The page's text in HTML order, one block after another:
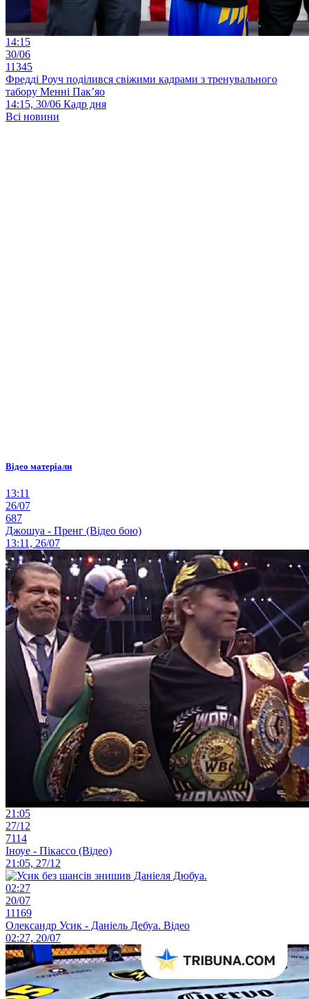
14:15
30/06
11345
Фредді Роуч поділився свіжими кадрами з тренувального
табору Менні Пак’яо
14:15, 30/06 Кадр дня
Всі новини
Відео матеріали
13:11
26/07
687
Джошуа - Пренг (Відео бою)
13:11, 26/07
21:05
27/12
7114
Іноуе - Пікассо (Відео)
21:05, 27/12
02:27
20/07
11169
Олександр Усик - Даніель Дебуа. Відео
02:27, 20/07